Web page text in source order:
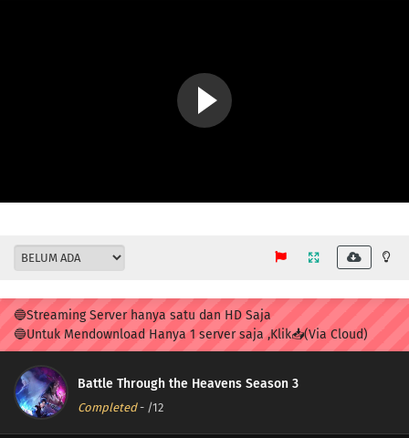
🔵Streaming Server hanya satu dan HD Saja
🔵Untuk Mendownload Hanya 1 server saja ,Klik📥(Via Cloud)
Battle Through the Heavens Season 3
Completed- /12